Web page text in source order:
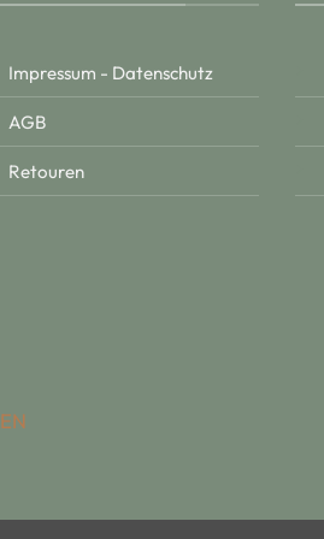
Impressum - Datenschutz
AGB
Retouren
EN